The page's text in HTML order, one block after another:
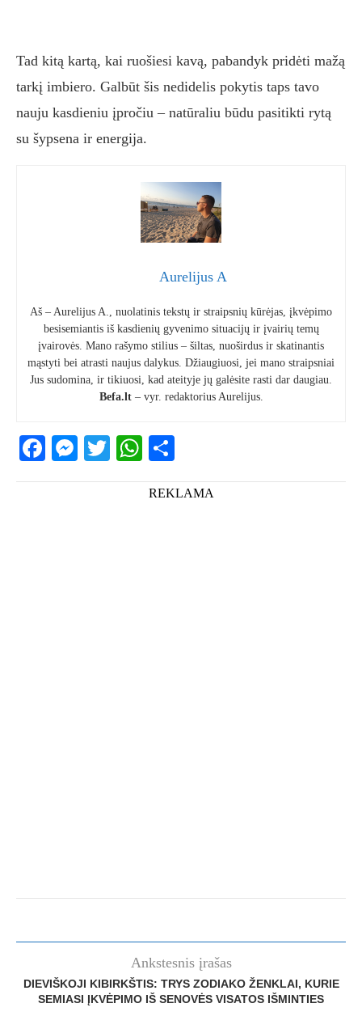
Tad kitą kartą, kai ruošiesi kavą, pabandyk pridėti mažą
tarkį imbiero. Galbūt šis nedidelis pokytis taps tavo
nauju kasdieniu įpročiu – natūraliu būdu pasitikti rytą
su šypsena ir energija.
Aurelijus A
Aš – Aurelijus A., nuolatinis tekstų ir straipsnių kūrėjas, įkvėpimo
besisemiantis iš kasdienių gyvenimo situacijų ir įvairių temų
įvairovės. Mano rašymo stilius – šiltas, nuoširdus ir skatinantis
mąstyti bei atrasti naujus dalykus. Džiaugiuosi, jei mano straipsniai
Jus sudomina, ir tikiuosi, kad ateityje jų galėsite rasti dar daugiau.
Befa.lt– vyr. redaktorius Aurelijus.
Facebook
Messenger
TwitterWhatsApp
REKLAMA
Ankstesnis įrašas
DIEVIŠKOJI KIBIRKŠTIS: TRYS ZODIAKO ŽENKLAI, KURIE
SEMIASI ĮKVĖPIMO IŠ SENOVĖS VISATOS IŠMINTIES